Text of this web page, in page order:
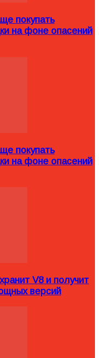
покупать
на фоне опасений
покупать
на фоне опасений
V8 и получит
версий